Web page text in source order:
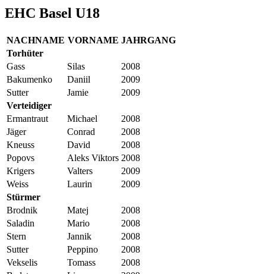
EHC Basel U18
NACHNAME VORNAME JAHRGANG
Torhüter
Gass
Silas
2008
Bakumenko
Daniil
2009
Sutter
Jamie
2009
Verteidiger
Ermantraut
Michael
2008
Jäger
Conrad
2008
Kneuss
David
2008
Popovs
Aleks Viktors 2008
Krigers
Valters
2009
Weiss
Laurin
2009
Stürmer
Brodnik
Matej
2008
Saladin
Mario
2008
Stern
Jannik
2008
Sutter
Peppino
2008
Vekselis
Tomass
2008